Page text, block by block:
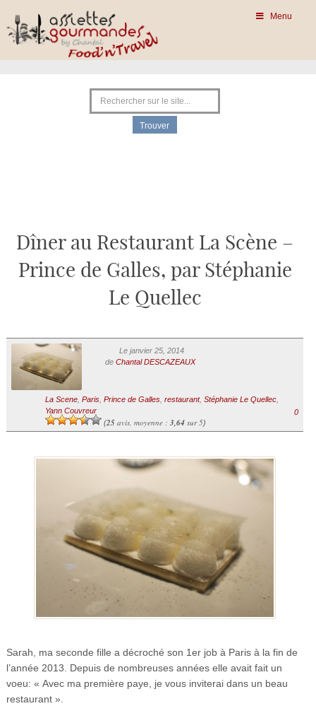
Menu
Dîner au Restaurant La Scène –
Prince de Galles, par Stéphanie
Le Quellec
Le janvier 25, 2014
de Chantal DESCAZEAUX
La Scene, Paris, Prince de Galles, restaurant, Stéphanie Le Quellec,
Yann Couvreur
(25avis, moyenne : 3,64sur 5)
0
Sarah, ma seconde fille a décroché son 1er job à Paris à la fin de
l’année 2013. Depuis de nombreuses années elle avait fait un
voeu: « Avec ma première paye, je vous inviterai dans un beau
restaurant ».